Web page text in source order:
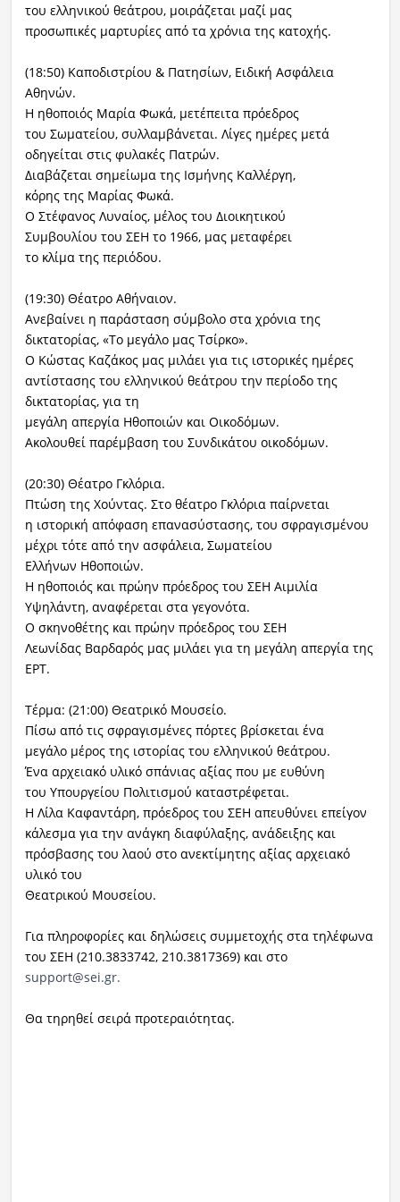
του ελληνικού θεάτρου, μοιράζεται μαζί μας
προσωπικές μαρτυρίες από τα χρόνια της κατοχής.
(18:50) Καποδιστρίου & Πατησίων, Ειδική Ασφάλεια
Αθηνών.
Η ηθοποιός Μαρία Φωκά, μετέπειτα πρόεδρος
του Σωματείου, συλλαμβάνεται. Λίγες ημέρες μετά
οδηγείται στις φυλακές Πατρών.
Διαβάζεται σημείωμα της Ισμήνης Καλλέργη,
κόρης της Μαρίας Φωκά.
Ο Στέφανος Λυναίος, μέλος του Διοικητικού
Συμβουλίου του ΣΕΗ το 1966, μας μεταφέρει
το κλίμα της περιόδου.
(19:30) Θέατρο Αθήναιον.
Ανεβαίνει η παράσταση σύμβολο στα χρόνια της
δικτατορίας, «Το μεγάλο μας Τσίρκο».
Ο Κώστας Καζάκος μας μιλάει για τις ιστορικές ημέρες
αντίστασης του ελληνικού θεάτρου την περίοδο της
δικτατορίας, για τη
μεγάλη απεργία Ηθοποιών και Οικοδόμων.
Ακολουθεί παρέμβαση του Συνδικάτου οικοδόμων.
(20:30) Θέατρο Γκλόρια.
Πτώση της Χούντας. Στο θέατρο Γκλόρια παίρνεται
η ιστορική απόφαση επανασύστασης, του σφραγισμένου
μέχρι τότε από την ασφάλεια, Σωματείου
Ελλήνων Ηθοποιών.
Η ηθοποιός και πρώην πρόεδρος του ΣΕΗ Αιμιλία
Υψηλάντη, αναφέρεται στα γεγονότα.
Ο σκηνοθέτης και πρώην πρόεδρος του ΣΕΗ
Λεωνίδας Βαρδαρός μας μιλάει για τη μεγάλη απεργία της
ΕΡΤ.
Τέρμα: (21:00) Θεατρικό Μουσείο.
Πίσω από τις σφραγισμένες πόρτες βρίσκεται ένα
μεγάλο μέρος της ιστορίας του ελληνικού θεάτρου.
Ένα αρχειακό υλικό σπάνιας αξίας που με ευθύνη
του Υπουργείου Πολιτισμού καταστρέφεται.
Η Λίλα Καφαντάρη, πρόεδρος του ΣΕΗ απευθύνει επείγον
κάλεσμα για την ανάγκη διαφύλαξης, ανάδειξης και
πρόσβασης του λαού στο ανεκτίμητης αξίας αρχειακό
υλικό του
Θεατρικού Μουσείου.
Για πληροφορίες και δηλώσεις συμμετοχής στα τηλέφωνα
του ΣΕΗ (210.3833742, 210.3817369) και στο
support@sei.gr.
Θα τηρηθεί σειρά προτεραιότητας.